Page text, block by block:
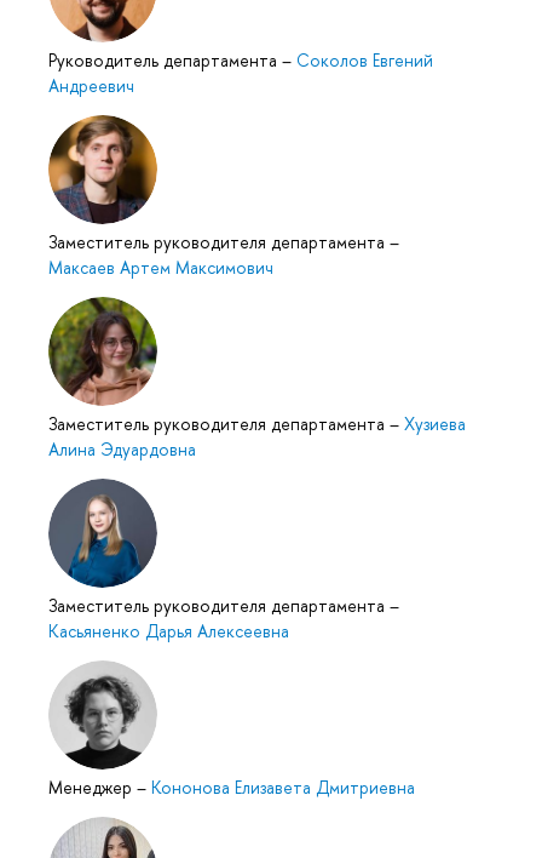
Руководитель департамента – Соколов Евгений
Андреевич
Заместитель руководителя департамента –
Максаев Артем Максимович
Заместитель руководителя департамента – Хузиева
Алина Эдуардовна
Заместитель руководителя департамента –
Касьяненко Дарья Алексеевна
Менеджер – Кононова Елизавета Дмитриевна